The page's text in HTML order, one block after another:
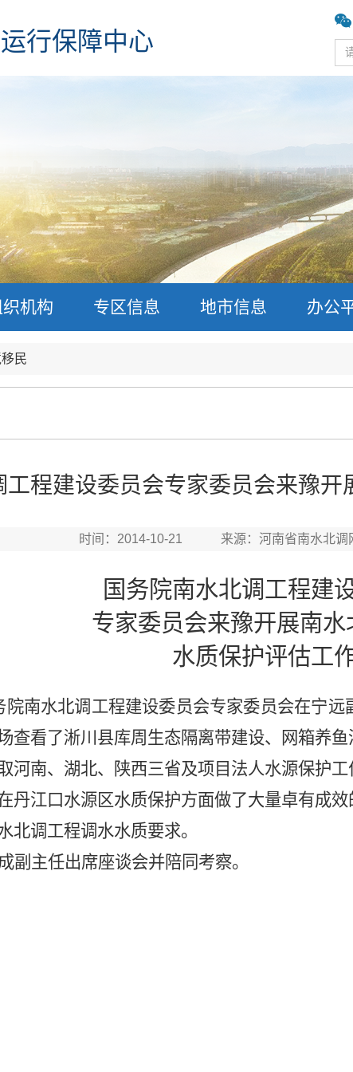
行保障中心
织机构 专区信息 地市信息 办公
民
工程建设委员会专家委员会来豫
时间：2014-10-21 来源：河南省南水北
国务院南水北调工程建
专家委员会来豫开展南水
水质保护评估工
院南水北调工程建设委员会专家委员会在宁
查看了淅川县库周生态隔离带建设、网箱养
河南、湖北、陕西三省及项目法人水源保护
丹江口水源区水质保护方面做了大量卓有成
北调工程调水水质要求。
副主任出席座谈会并陪同考察。